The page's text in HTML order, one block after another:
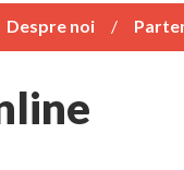
Despre noi